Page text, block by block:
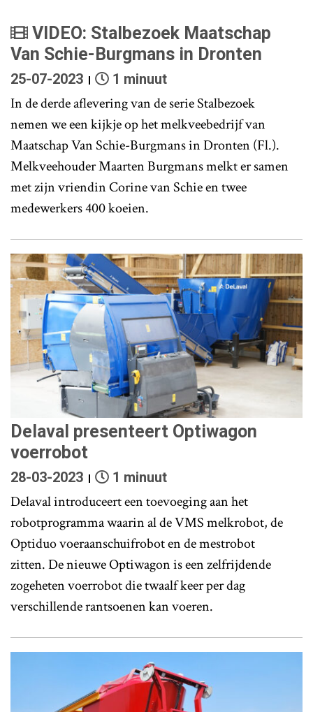
VIDEO: Stalbezoek Maatschap
Van Schie-Burgmans in Dronten
25-07-2023 1 minuut
In de derde aflevering van de serie Stalbezoek
nemen we een kijkje op het melkveebedrijf van
Maatschap Van Schie-Burgmans in Dronten (Fl.).
Melkveehouder Maarten Burgmans melkt er samen
met zijn vriendin Corine van Schie en twee
medewerkers 400 koeien.
Delaval presenteert Optiwagon
voerrobot
28-03-2023 1 minuut
Delaval introduceert een toevoeging aan het
robotprogramma waarin al de VMS melkrobot, de
Optiduo voeraanschuifrobot en de mestrobot
zitten. De nieuwe Optiwagon is een zelfrijdende
zogeheten voerrobot die twaalf keer per dag
verschillende rantsoenen kan voeren.